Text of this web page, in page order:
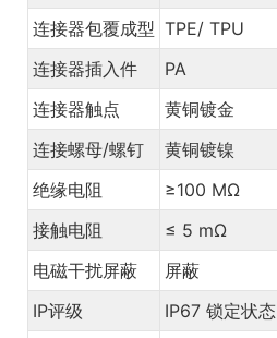
连接器包覆成型 TPE/ TPU
连接器插入件
PA
连接器触点
黄铜镀金
连接螺母/螺钉
黄铜镀镍
绝缘电阻
≥100 MΩ
接触电阻
≤ 5 mΩ
电磁干扰屏蔽
屏蔽
IP评级
IP67 锁定状态